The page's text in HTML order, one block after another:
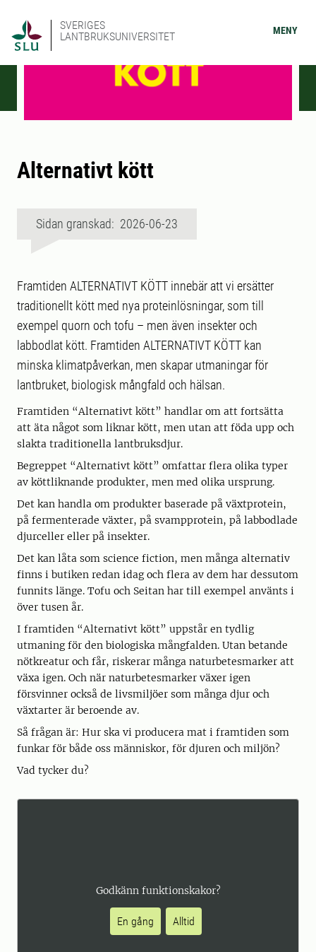
SVERIGES
LANTBRUKSUNIVERSITET
MENY
Alternativt kött
Sidan granskad: 2026-06-23
Framtiden ALTERNATIVT KÖTT innebär att vi ersätter
traditionellt kött med nya proteinlösningar, som till
exempel quorn och tofu – men även insekter och
labbodlat kött. Framtiden ALTERNATIVT KÖTT kan
minska klimatpåverkan, men skapar utmaningar för
lantbruket, biologisk mångfald och hälsan.
Framtiden “Alternativt kött” handlar om att fortsätta
att äta något som liknar kött, men utan att föda upp och
slakta traditionella lantbruksdjur.
Begreppet “Alternativt kött” omfattar flera olika typer
av köttliknande produkter, men med olika ursprung.
Det kan handla om produkter baserade på växtprotein,
på fermenterade växter, på svampprotein, på labbodlade
djurceller eller på insekter.
Det kan låta som science fiction, men många alternativ
finns i butiken redan idag och flera av dem har dessutom
funnits länge. Tofu och Seitan har till exempel använts i
över tusen år.
I framtiden “Alternativt kött” uppstår en tydlig
utmaning för den biologiska mångfalden. Utan betande
nötkreatur och får, riskerar många naturbetesmarker att
växa igen. Och när naturbetesmarker växer igen
försvinner också de livsmiljöer som många djur och
växtarter är beroende av.
Så frågan är: Hur ska vi producera mat i framtiden som
funkar för både oss människor, för djuren och miljön?
Vad tycker du?
Godkänn funktionskakor?
En gång Alltid